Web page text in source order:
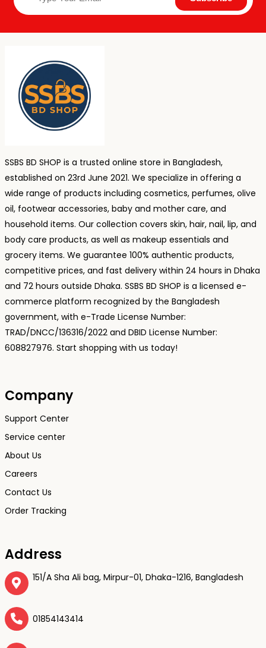
SSBS BD SHOP is a trusted online store in Bangladesh,
established on 23rd June 2021. We specialize in offering a
wide range of products including cosmetics, perfumes, olive
oil, footwear accessories, baby and mother care, and
household items. Our collection covers skin, hair, nail, lip, and
body care products, as well as makeup essentials and
grocery items. We guarantee 100% authentic products,
competitive prices, and fast delivery within 24 hours in Dhaka
and 72 hours outside Dhaka. SSBS BD SHOP is a licensed e-
commerce platform recognized by the Bangladesh
government, with e-Trade License Number:
TRAD/DNCC/136316/2022 and DBID License Number:
608827976. Start shopping with us today!
Company
Support Center
Service center
About Us
Careers
Contact Us
Order Tracking
Address
151/A Sha Ali bag, Mirpur-01, Dhaka-1216, Bangladesh
01854143414